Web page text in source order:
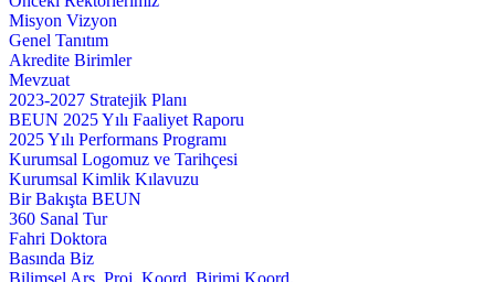
Misyon Vizyon
Genel Tanıtım
Akredite Birimler
Mevzuat
2023-2027 Stratejik Planı
BEUN 2025 Yılı Faaliyet Raporu
2025 Yılı Performans Programı
Kurumsal Logomuz ve Tarihçesi
Kurumsal Kimlik Kılavuzu
Bir Bakışta BEUN
360 Sanal Tur
Fahri Doktora
Basında Biz